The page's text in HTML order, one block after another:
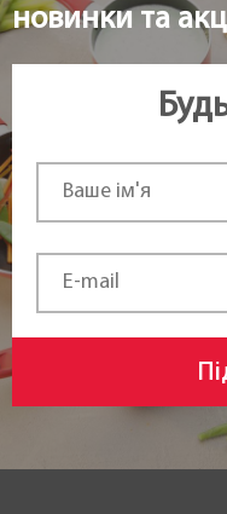
новинки та